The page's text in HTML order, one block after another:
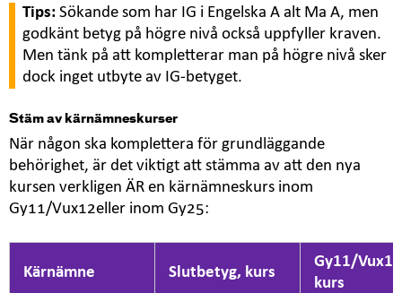
nytt
fönster
Tips: Sökande som har IG i Engelska A alt Ma A, men
godkänt betyg på högre nivå också uppfyller kraven.
Men tänk på att kompletterar man på högre nivå sker
dock inget utbyte av IG-betyget.
Stäm av kärnämneskurser
När någon ska komplettera för grundläggande
behörighet, är det viktigt att stämma av att den nya
kursen verkligen ÄR en kärnämneskurs inom
Gy11/Vux12eller inom Gy25:
Kärnämne Slutbetyg, kurs
Gy11/
kurs